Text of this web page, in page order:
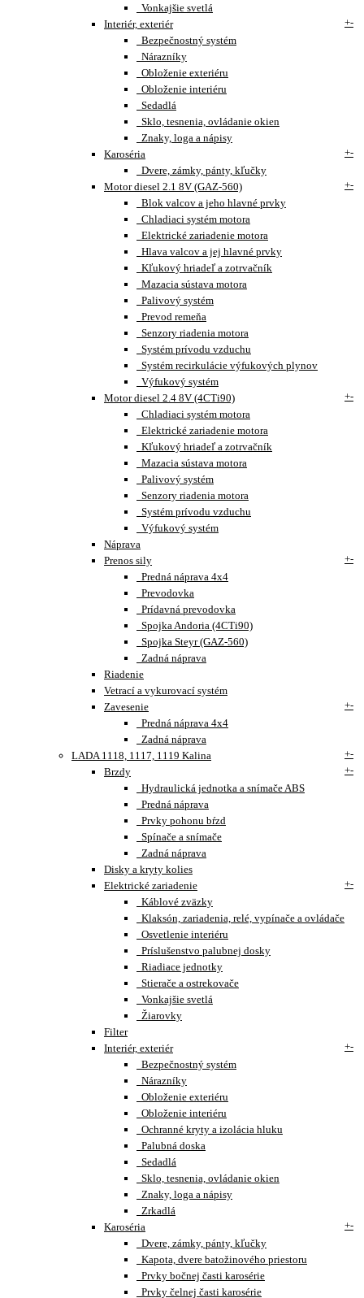
Vonkajšie svetlá
Interiér, exteriér
+-
Bezpečnostný systém
Nárazníky
Obloženie exteriéru
Obloženie interiéru
Sedadlá
Sklo, tesnenia, ovládanie okien
Znaky, loga a nápisy
Karoséria
+-
Dvere, zámky, pánty, kľučky
Motor diesel 2.1 8V (GAZ-560)
+-
Blok valcov a jeho hlavné prvky
Chladiaci systém motora
Elektrické zariadenie motora
Hlava valcov a jej hlavné prvky
Kľukový hriadeľ a zotrvačník
Mazacia sústava motora
Palivový systém
Prevod remeňa
Senzory riadenia motora
Systém prívodu vzduchu
Systém recirkulácie výfukových plynov
Výfukový systém
Motor diesel 2.4 8V (4CTi90)
+-
Chladiaci systém motora
Elektrické zariadenie motora
Kľukový hriadeľ a zotrvačník
Mazacia sústava motora
Palivový systém
Senzory riadenia motora
Systém prívodu vzduchu
Výfukový systém
Náprava
Prenos sily
+-
Predná náprava 4x4
Prevodovka
Prídavná prevodovka
Spojka Andoria (4CTi90)
Spojka Steyr (GAZ-560)
Zadná náprava
Riadenie
Vetrací a vykurovací systém
Zavesenie
+-
Predná náprava 4x4
Zadná náprava
LADA 1118, 1117, 1119 Kalina
+-
Brzdy
+-
Hydraulická jednotka a snímače ABS
Predná náprava
Prvky pohonu bŕzd
Spínače a snímače
Zadná náprava
Disky a kryty kolies
Elektrické zariadenie
+-
Káblové zväzky
Klaksón, zariadenia, relé, vypínače a ovládače
Osvetlenie interiéru
Príslušenstvo palubnej dosky
Riadiace jednotky
Stierače a ostrekovače
Vonkajšie svetlá
Žiarovky
Filter
Interiér, exteriér
+-
Bezpečnostný systém
Nárazníky
Obloženie exteriéru
Obloženie interiéru
Ochranné kryty a izolácia hluku
Palubná doska
Sedadlá
Sklo, tesnenia, ovládanie okien
Znaky, loga a nápisy
Zrkadlá
Karoséria
+-
Dvere, zámky, pánty, kľučky
Kapota, dvere batožinového priestoru
Prvky bočnej časti karosérie
Prvky čelnej časti karosérie